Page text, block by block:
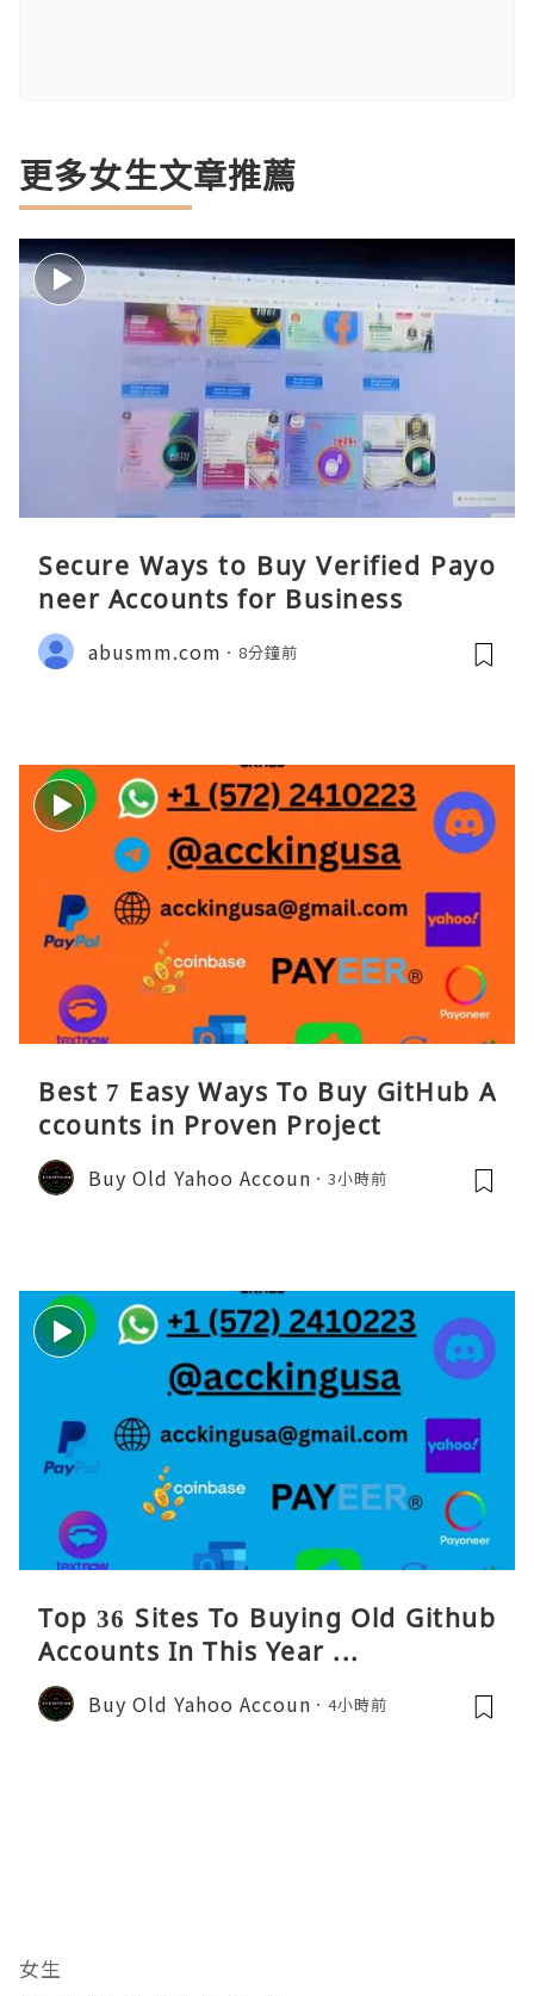
更多女生文章推薦
Secure Ways to Buy Verified Payo
neer Accounts for Business
abusmm.com 8分鐘前
Best 7 Easy Ways To Buy GitHub A
ccounts in Proven Project
Buy Old Yahoo Accoun 3小時前
Top 36 Sites To Buying Old Github
Accounts In This Year ...
Buy Old Yahoo Accoun 4小時前
女生